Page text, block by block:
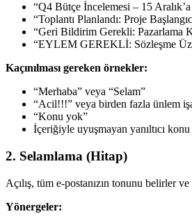
“Q4 Bütçe İncelemesi – 15
“Toplantı Planlandı: Proje
“Geri Bildirim Gerekli: Pazarlama
“EYLEM GEREKLİ: Sözleşme
Kaçınılması gereken örnekler:
“Merhaba” veya “Selam”
“Acil!!!” veya birden fazla ünlem
“Konu yok”
İçeriğiyle uyuşmayan yanıltıcı konu
2. Selamlama (Hitap)
Açılış, tüm e-postanızın tonunu belirler ve
Yönergeler: